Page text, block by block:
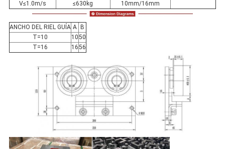
V≤1.0m/s
≤630kg 10mm/16mm
ANCHO DEL RIEL GUÍA A
B
T=10
1050
T=16
1656